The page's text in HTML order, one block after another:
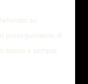
su
proseguimento di
basso e sempre